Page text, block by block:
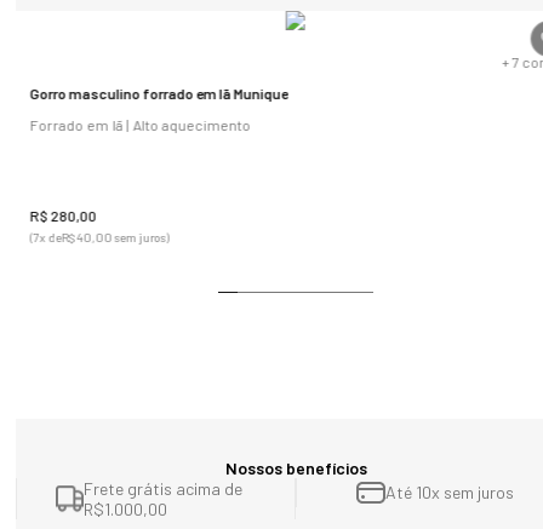
+7
Gorro masculino forrado em lã Munique
Forrado em lã | Alto aquecimento
R$ 280 00
(7x deR$40 00sem juros)
Nossos benefícios
Frete grátis acima de
R$1.000,00
Até 10x sem juros